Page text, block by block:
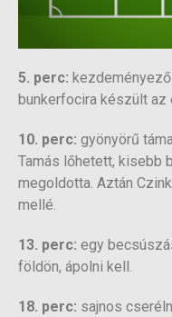
5. perc:
bunkerfocira készült az
10. perc: gyönyörű
Tamás lőhetett, kisebb
megoldotta. Aztán
mellé.
13. perc: egy
földön, ápolni kell.
18. perc: sajnos